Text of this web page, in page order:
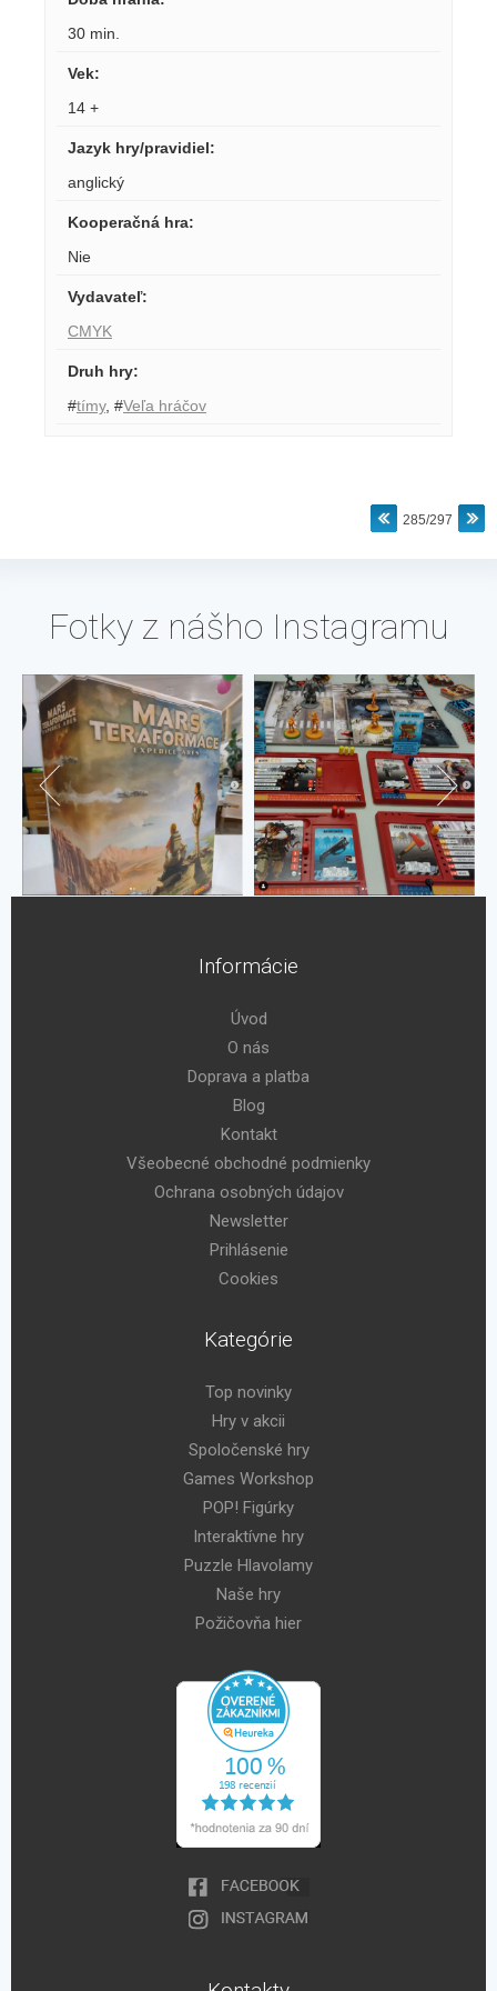
30 min.
Vek:
14 +
Jazyk hry/pravidiel:
anglický
Kooperačná hra:
Nie
Vydavateľ:
CMYK
Druh hry:
#tímy, #Veľa hráčov
285/297
Fotky z nášho Instagramu
Informácie
Úvod
O nás
Doprava a platba
Blog
Kontakt
Všeobecné obchodné podmienky
Ochrana osobných údajov
Newsletter
Prihlásenie
Cookies
Kategórie
Top novinky
Hry v akcii
Spoločenské hry
Games Workshop
POP! Figúrky
Interaktívne hry
Puzzle Hlavolamy
Naše hry
Požičovňa hier